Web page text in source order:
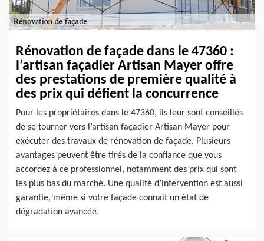
Rénovation de façade dans le 47360 :
l’artisan façadier Artisan Mayer offre
des prestations de première qualité à
des prix qui défient la concurrence
Pour les propriétaires dans le 47360, ils leur sont conseillés
de se tourner vers l’artisan façadier Artisan Mayer pour
exécuter des travaux de rénovation de façade. Plusieurs
avantages peuvent être tirés de la confiance que vous
accordez à ce professionnel, notamment des prix qui sont
les plus bas du marché. Une qualité d’intervention est aussi
garantie, même si votre façade connait un état de
dégradation avancée.